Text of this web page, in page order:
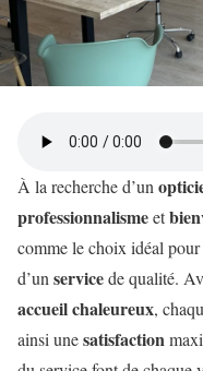
À la recherche d’un
professionnalismeet
comme le choix idéal
d’unservicede qualité.
accueil chaleureux,
ainsi unesatisfaction